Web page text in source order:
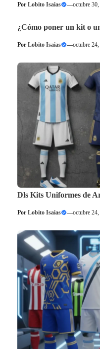
Por Lobito Isaias —octubre
¿Cómo poner un kit o
Por Lobito Isaias —octubre
Dls Kits Uniformes de
Por Lobito Isaias —octubre